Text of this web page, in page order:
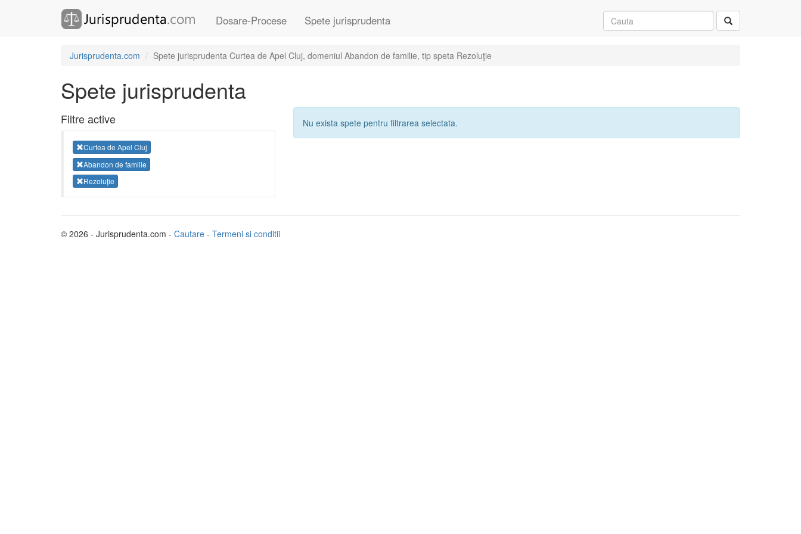
Dosare-Procese Spete jurisprudenta
Jurisprudenta.com Spete jurisprudenta Curtea de Apel Cluj, domeniul Abandon de familie, tip speta Rezoluţie
Spete jurisprudenta
Filtre active
Curtea de Apel Cluj
Abandon de familie
Rezoluţie
Nu exista spete pentru filtrarea selectata.
© 2026 - Jurisprudenta.com - Cautare - Termeni si conditii